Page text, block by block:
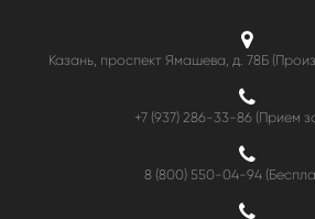
Казань, проспект Ямашева, д. 78Б
+7 (937) 286-33-86 (Прием
8 (800) 550-04-94